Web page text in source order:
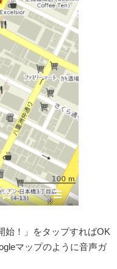
始！」をタップすればOK
マップのように音声ガ